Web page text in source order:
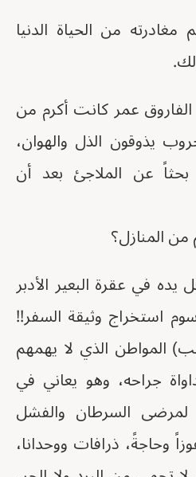
من الحياة الدنيا
عمر كانت أكرم من
يذوقون الذل والهوان،
بحثاً عن الملاجئ بعد أن
المنازل؟
يده في عقرة البعير الأدبر
استخراج وثيقة السفر!!
المواطن الذي لا يهمهم
جراحه، وهو يعاني في
السرطان والفشل
وحاجةً، ذرافات ووحدانا،